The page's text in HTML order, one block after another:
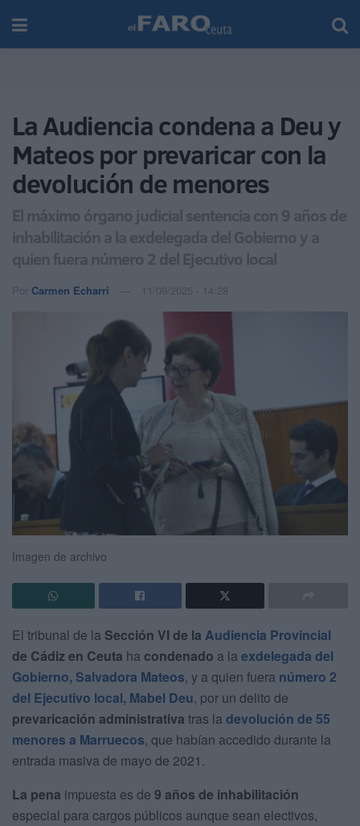
La Audiencia condena a Deu y
Mateos por prevaricar con la
devolución de menores
El máximo órgano judicial sentencia con 9 años de
inhabilitación a la exdelegada del Gobierno y a
quien fuera número 2 del Ejecutivo local
Por Carmen Echarri 11/09/2025 - 14:28
Imagen de archivo
El tribunal de la Sección VI de la Audiencia Provincial
de Cádiz en Ceuta ha condenado a la exdelegada del
Gobierno, Salvadora Mateos, y a quien fuera número 2
del Ejecutivo local, Mabel Deu, por un delito de
prevaricación administrativa tras la devolución de 55
menores a Marruecos, que habían accedido durante la
entrada masiva de mayo de 2021.
La pena impuesta es de 9 años de inhabilitación
especial para cargos públicos aunque sean electivos,